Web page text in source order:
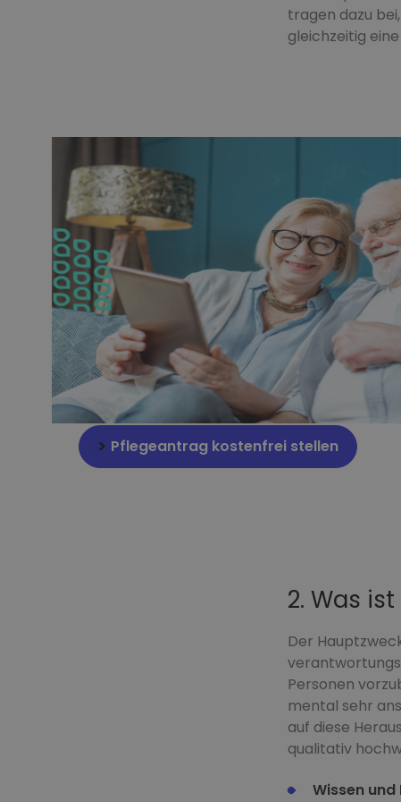
tragen dazu
gleichzeitig
Pflegeantrag kostenfrei stellen
2. Was
Der
Personen
mental sehr
auf diese
qualitativ
Wissen